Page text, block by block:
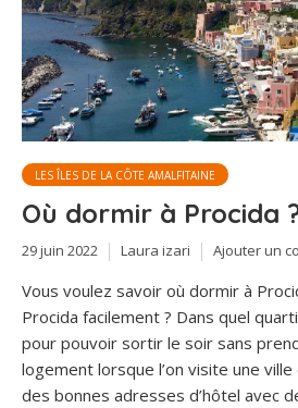
LES ÎLES DE LA CÔTE AMALFITAINE
Où dormir à Procida
29 juin 2022 Laura izari Ajouter un
Vous voulez savoir où dormir à
Procida facilement ? Dans quel
pour pouvoir sortir le soir sans
logement lorsque l’on visite une
des bonnes adresses d’hôtel avec